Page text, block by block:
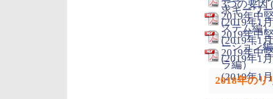
3つの要因
求キーワ
(2019年1
2019年中
ステム編）
(2019年1
2019年中
ーション
(2019年1
2019年中
ラ編）
(2019年1
2018年のリ